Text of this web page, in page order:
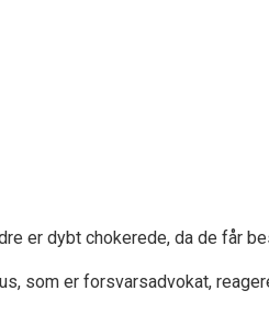
er dybt chokerede, da de får
som er forsvarsadvokat,